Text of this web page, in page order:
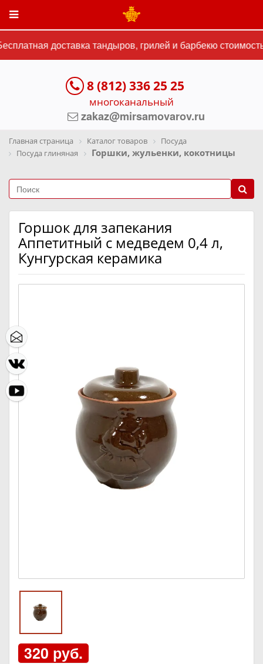
доставка тандыров, грилей и барбекю
8 (812) 336 25 25
многоканальный
zakaz@mirsamovarov.ru
Главная страница Каталог товаров
Посуда
Посуда глиняная
Горшки, жульенки, кокотницы
Горшок для запекания
Аппетитный с медведем 0,4 л,
Кунгурская керамика
320 руб.